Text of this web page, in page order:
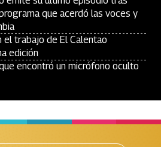
que acerdó las voces y
el trabajo de El Calentao
edición
encontró un micrófono oculto